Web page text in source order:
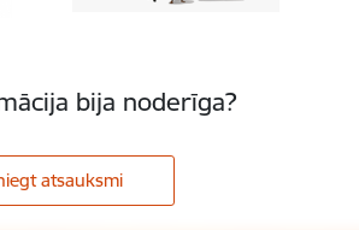
bija noderīga?
atsauksmi